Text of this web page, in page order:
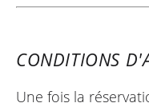
CONDITIONS
Une fois la